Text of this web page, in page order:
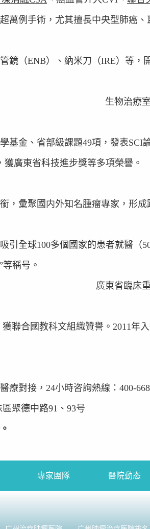
萬例手術，尤其擅長中央型肺癌
鏡（ENB）、 納米刀（IRE） 等，
生物治療
基金、省部級課題49項，發表
廣東省科技進步獎等多項榮譽。
，彙聚國内外知名腫瘤專家，形
引全球100多個國家的患者就醫
稱号。
廣東省臨床
聯合國教科文組織贊譽。2011年
對接，24小時咨詢熱線：400-
聚德中路91、93号
專家團隊 醫院動态